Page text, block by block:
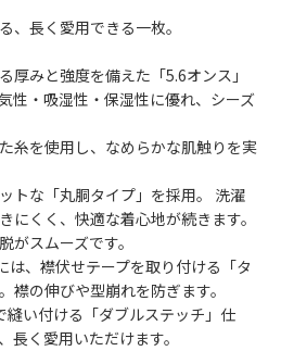
、長く愛用できる一枚。
厚みと強度を備えた「5.6オンス」
性・吸湿性・保湿性に優れ、シーズ
糸を使用し、なめらかな肌触りを実
トな「丸胴タイプ」を採用。 洗濯
にくく、快適な着心地が続きます。
がスムーズです。
は、襟伏せテープを取り付ける「タ
襟の伸びや型崩れを防ぎます。
縫い付ける「ダブルステッチ」仕
長く愛用いただけます。